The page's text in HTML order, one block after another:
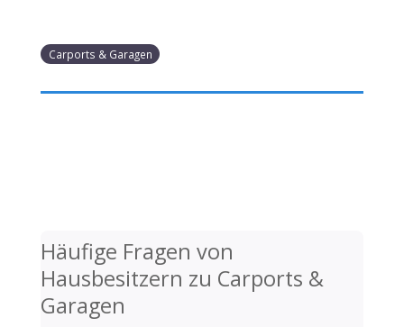
Carports & Garagen
Häufige Fragen von
Hausbesitzern zu Carports &
Garagen